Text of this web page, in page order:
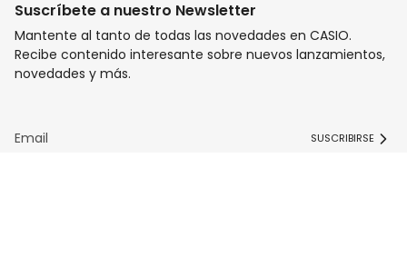
Suscríbete a nuestro Newsletter
Mantente al tanto de todas las novedades en CASIO.
Recibe contenido interesante sobre nuevos lanzamientos,
novedades y más.
SUSCRIBIRSE